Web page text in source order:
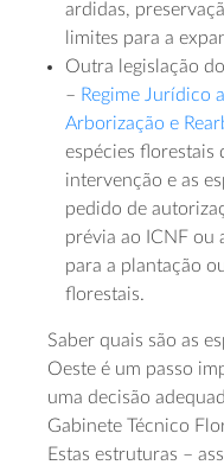
ardidas,
limites para a
Outra legislação
– Regime Jurídico
Arborização e
espécies florestais
intervenção e as
pedido de
prévia ao ICNF ou
para a plantação
florestais.
Saber quais são as
Oeste é um passo
uma decisão
Gabinete Técnico
Estas estruturas –